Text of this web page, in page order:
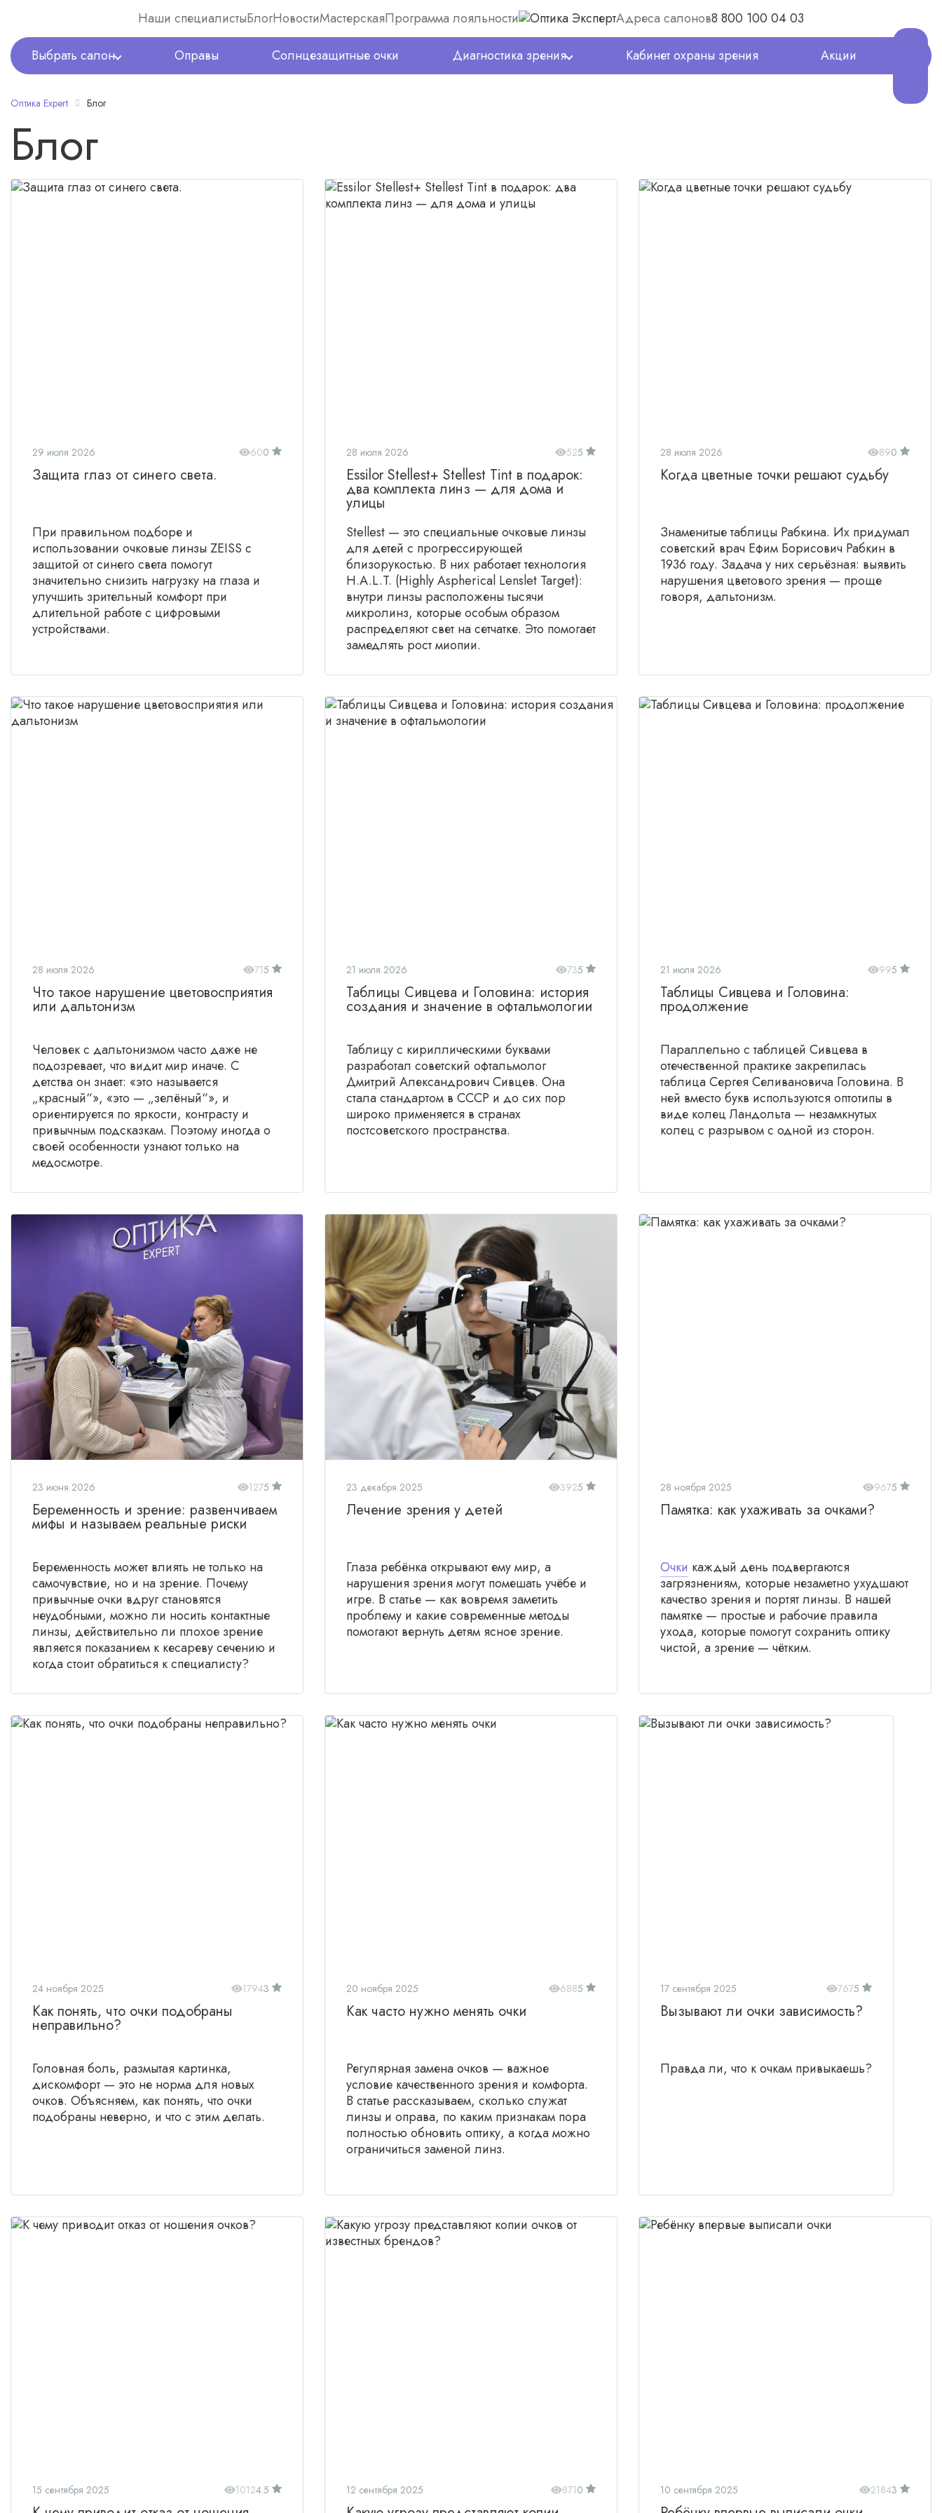
Наши специалистыБлогНовостиМастерскаяПрограмма лояльности Адреса салонов8 800 100 04 03
Выбрать салон Оправы Солнцезащитные очки Диагностика зрения Кабинет охраны зрения Акции
Оптика Expert Блог
Блог
29 июля 2026 600
Защита глаз от синего света.
При правильном подборе и
использовании очковые линзы ZEISS с
защитой от синего света помогут
значительно снизить нагрузку на глаза и
улучшить зрительный комфорт при
длительной работе с цифровыми
устройствами.
28 июля 2026 525
Essilor Stellest+ Stellest Tint в подарок:
два комплекта линз — для дома и
улицы
Stellest — это специальные очковые линзы
для детей с прогрессирующей
близорукостью. В них работает технология
H.A.L.T. (Highly Aspherical Lenslet Target):
внутри линзы расположены тысячи
микролинз, которые особым образом
распределяют свет на сетчатке. Это помогает
замедлять рост миопии.
28 июля 2026 890
Когда цветные точки решают судьбу
Знаменитые таблицы Рабкина. Их придумал
советский врач Ефим Борисович Рабкин в
1936 году. Задача у них серьёзная: выявить
нарушения цветового зрения — проще
говоря, дальтонизм.
28 июля 2026 715
Что такое нарушение цветовосприятия
или дальтонизм
Человек с дальтонизмом часто даже не
подозревает, что видит мир иначе. С
детства он знает: «это называется
„красный“», «это — „зелёный“», и
ориентируется по яркости, контрасту и
привычным подсказкам. Поэтому иногда о
своей особенности узнают только на
медосмотре.
21 июля 2026 735
Таблицы Сивцева и Головина: история
создания и значение в офтальмологии
Таблицу с кириллическими буквами
разработал советский офтальмолог
Дмитрий Александрович Сивцев. Она
стала стандартом в СССР и до сих пор
широко применяется в странах
постсоветского пространства.
21 июля 2026 995
Таблицы Сивцева и Головина:
продолжение
Параллельно с таблицей Сивцева в
отечественной практике закрепилась
таблица Сергея Селивановича Головина. В
ней вместо букв используются оптотипы в
виде колец Ландольта — незамкнутых
колец с разрывом с одной из сторон.
23 июня 2026 1275
Беременность и зрение: развенчиваем
мифы и называем реальные риски
Беременность может влиять не только на
самочувствие, но и на зрение. Почему
привычные очки вдруг становятся
неудобными, можно ли носить контактные
линзы, действительно ли плохое зрение
является показанием к кесареву сечению и
когда стоит обратиться к специалисту?
23 декабря 2025 3925
Лечение зрения у детей
Глаза ребёнка открывают ему мир, а
нарушения зрения могут помешать учёбе и
игре. В статье — как вовремя заметить
проблему и какие современные методы
помогают вернуть детям ясное зрение.
28 ноября 2025 9675
Памятка: как ухаживать за очками?
Очки каждый день подвергаются
загрязнениям, которые незаметно ухудшают
качество зрения и портят линзы. В нашей
памятке — простые и рабочие правила
ухода, которые помогут сохранить оптику
чистой, а зрение — чётким.
24 ноября 2025 17943
Как понять, что очки подобраны
неправильно?
Головная боль, размытая картинка,
дискомфорт — это не норма для новых
очков. Объясняем, как понять, что очки
подобраны неверно, и что с этим делать.
20 ноября 2025 6885
Как часто нужно менять очки
Регулярная замена очков — важное
условие качественного зрения и комфорта.
В статье рассказываем, сколько служат
линзы и оправа, по каким признакам пора
полностью обновить оптику, а когда можно
ограничиться заменой линз.
17 сентября 2025 7675
Вызывают ли очки зависимость?
Правда ли, что к очкам привыкаешь?
15 сентября 2025 10124.5 12 сентября 2025 8710 10 сентября 2025 21843